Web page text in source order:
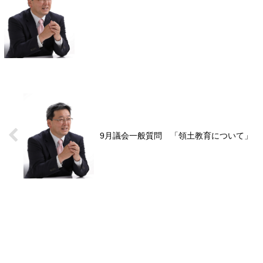
9月議会一般質問 「領土教育について」